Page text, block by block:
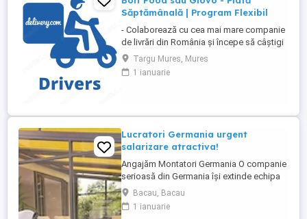
Săptămânală | Program Flexibil
- Colaborează cu cea mai mare companie
de livrări din România și începe să câștigi
rapid! - Cerințe: Minim 18 ani Mijloc de
transport propriu (mașină, scuter,
motocicletă sau bicicletă) Telefon mobil
atractive ...
Targu Mures, Mures
1 ianuarie
Lucratori Germania urgent
salarizare atractiva!
Angajăm Montatori Germania O companie
serioasă din Germania își extinde echipa
și caută minimum 2, ideal 4 montatori
pentru montajul de: acoperișuri pentru
terase; sisteme din aluminiu; sisteme
Bacau, Bacau
1 ianuarie